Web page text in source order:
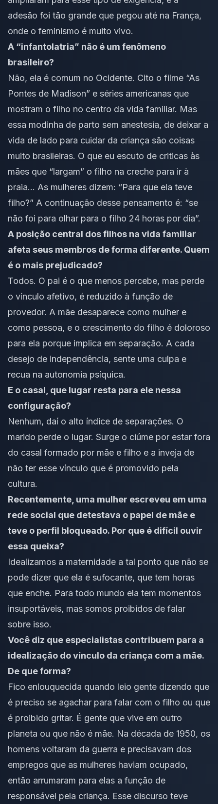
adesão foi tão grande que pegou até na França,
onde o feminismo é muito vivo.
A “infantolatria” não é um fenômeno
brasileiro?
Não, ela é comum no Ocidente. Cito o filme “As
Pontes de Madison” e séries americanas que
mostram o filho no centro da vida familiar. Mas
essa modinha de parto sem anestesia, de deixar a
vida de lado para cuidar da criança são coisas
muito brasileiras. O que eu escuto de criticas às
mães que “largam” o filho na creche para ir à
praia… As mulheres dizem: “Para que ela teve
filho?” A continuação desse pensamento é: “se
não foi para olhar para o filho 24 horas por dia”.
A posição central dos filhos na vida familiar
afeta seus membros de forma diferente. Quem
é o mais prejudicado?
Todos. O pai é o que menos percebe, mas perde
o vínculo afetivo, é reduzido à função de
provedor. A mãe desaparece como mulher e
como pessoa, e o crescimento do filho é doloroso
para ela porque implica em separação. A cada
desejo de independência, sente uma culpa e
recua na autonomia psíquica.
E o casal, que lugar resta para ele nessa
configuração?
Nenhum, daí o alto índice de separações. O
marido perde o lugar. Surge o ciúme por estar fora
do casal formado por mãe e filho e a inveja de
não ter esse vínculo que é promovido pela
cultura.
Recentemente, uma mulher escreveu em uma
rede social que detestava o papel de mãe e
teve o perfil bloqueado. Por que é difícil ouvir
essa queixa?
Idealizamos a maternidade a tal ponto que não se
pode dizer que ela é sufocante, que tem horas
que enche. Para todo mundo ela tem momentos
insuportáveis, mas somos proibidos de falar
sobre isso.
Você diz que especialistas contribuem para a
idealização do vínculo da criança com a mãe.
De que forma?
Fico enlouquecida quando leio gente dizendo que
é preciso se agachar para falar com o filho ou que
é proibido gritar. É gente que vive em outro
planeta ou que não é mãe. Na década de 1950, os
homens voltaram da guerra e precisavam dos
empregos que as mulheres haviam ocupado,
então arrumaram para elas a função de
responsável pela criança. Esse discurso teve